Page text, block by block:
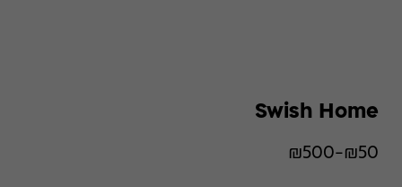
Swish Home
₪50-₪500